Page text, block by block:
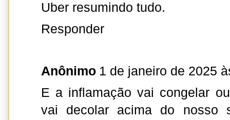
Uber resumindo tudo.
Responder
Anônimo 1 de janeiro de 2025
E a inflamação vai congelar
vai decolar acima do nosso